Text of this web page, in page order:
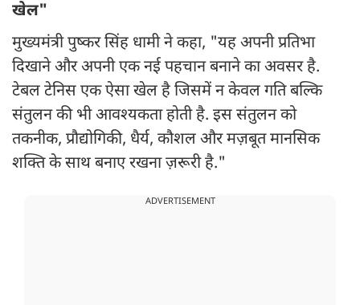
खेल"
मुख्यमंत्री पुष्कर सिंह धामी ने कहा, "यह अपनी प्रतिभा
दिखाने और अपनी एक नई पहचान बनाने का अवसर है.
टेबल टेनिस एक ऐसा खेल है जिसमें न केवल गति बल्कि
संतुलन की भी आवश्यकता होती है. इस संतुलन को
तकनीक, प्रौद्योगिकी, धैर्य, कौशल और मज़बूत मानसिक
शक्ति के साथ बनाए रखना ज़रूरी है."
ADVERTISEMENT